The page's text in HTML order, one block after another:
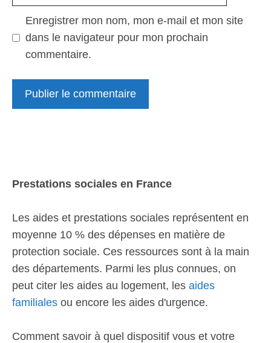
Enregistrer mon nom, mon e-mail et mon site
dans le navigateur pour mon prochain
commentaire.
Prestations sociales en France
Les aides et prestations sociales représentent en
moyenne 10 % des dépenses en matière de
protection sociale. Ces ressources sont à la main
des départements. Parmi les plus connues, on
peut citer les aides au logement, les aides
familiales ou encore les aides d'urgence.
Comment savoir à quel dispositif vous et votre